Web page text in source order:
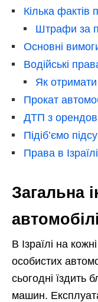
Кілька фактів
Штрафи за
Основні
Водійські
Як отримати
Прокат
ДТП з
Підіб’ємо
Права в
Загальна
В Ізраїлі на
особистих
сьогодні їздить
машин.